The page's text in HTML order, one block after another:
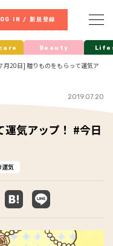
IN / 新規登録
Beauty
月20日] 贈りものをもらって運気ア
2019.07.20
気アップ！ #今日
運気